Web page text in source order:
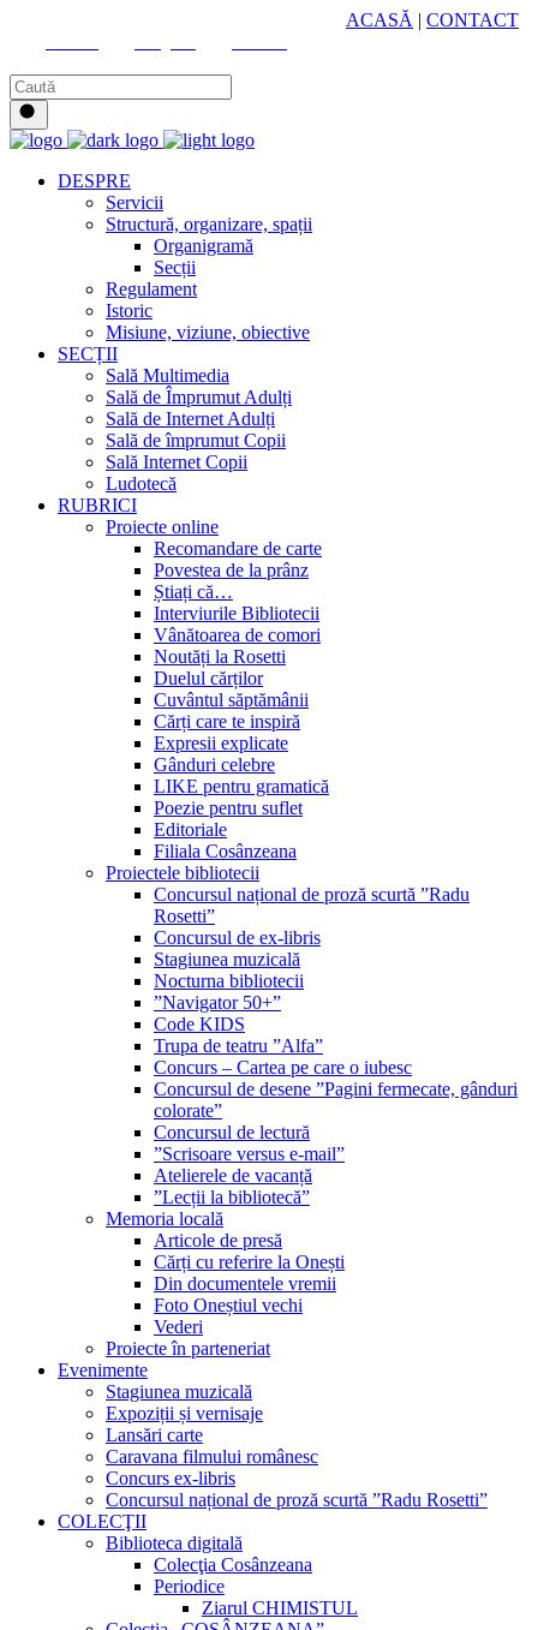
ACASĂ | CONTACT
DESPRE
Servicii
Structură, organizare, spații
Organigramă
Secții
Regulament
Istoric
Misiune, viziune, obiective
SECȚII
Sală Multimedia
Sală de Împrumut Adulți
Sală de Internet Adulți
Sală de împrumut Copii
Sală Internet Copii
Ludotecă
RUBRICI
Proiecte online
Recomandare de carte
Povestea de la prânz
Știați că…
Interviurile Bibliotecii
Vânătoarea de comori
Noutăți la Rosetti
Duelul cărților
Cuvântul săptămânii
Cărți care te inspiră
Expresii explicate
Gânduri celebre
LIKE pentru gramatică
Poezie pentru suflet
Editoriale
Filiala Cosânzeana
Proiectele bibliotecii
Concursul național de proză scurtă ”Radu
Rosetti”
Concursul de ex-libris
Stagiunea muzicală
Nocturna bibliotecii
”Navigator 50+”
Code KIDS
Trupa de teatru ”Alfa”
Concurs – Cartea pe care o iubesc
Concursul de desene ”Pagini fermecate, gânduri
colorate”
Concursul de lectură
”Scrisoare versus e-mail”
Atelierele de vacanță
”Lecții la bibliotecă”
Memoria locală
Articole de presă
Cărți cu referire la Onești
Din documentele vremii
Foto Oneștiul vechi
Vederi
Proiecte în parteneriat
Evenimente
Stagiunea muzicală
Expoziții și vernisaje
Lansări carte
Caravana filmului românesc
Concurs ex-libris
Concursul național de proză scurtă ”Radu Rosetti”
COLECŢII
Biblioteca digitală
Colecţia Cosânzeana
Periodice
Ziarul CHIMISTUL